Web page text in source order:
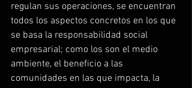
regulan sus operaciones, se encuentran
todos los aspectos concretos en los que
se basa la responsabilidad social
empresarial; como los son el medio
ambiente, el beneficio a las
comunidades en las que impacta, la